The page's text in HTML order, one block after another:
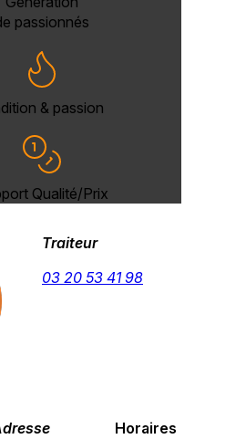
passionnés
& passion
Qualité/Prix
Traiteur
03 20 53 41 98
Horaires